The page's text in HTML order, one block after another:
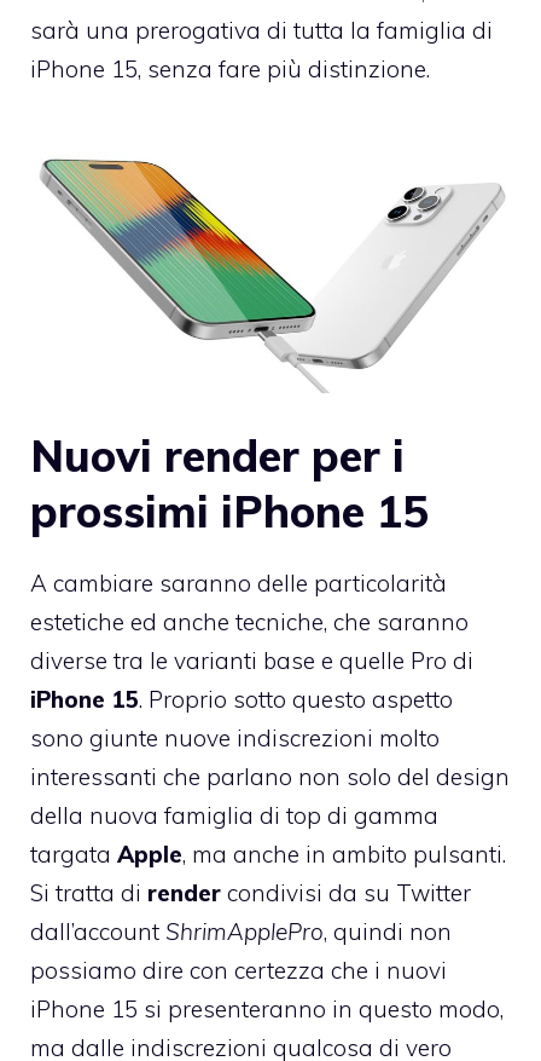
sarà una prerogativa di tutta la famiglia di
iPhone 15, senza fare più distinzione.
Nuovi render per i
prossimi iPhone 15
A cambiare saranno delle particolarità
estetiche ed anche tecniche, che saranno
diverse tra le varianti base e quelle Pro di
iPhone 15. Proprio sotto questo aspetto
sono giunte nuove indiscrezioni molto
interessanti che parlano non solo del design
della nuova famiglia di top di gamma
targata Apple, ma anche in ambito pulsanti.
Si tratta di render condivisi da su Twitter
dall’account ShrimApplePro, quindi non
possiamo dire con certezza che i nuovi
iPhone 15 si presenteranno in questo modo,
ma dalle indiscrezioni qualcosa di vero